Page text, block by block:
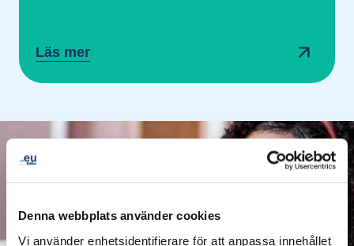
Denna webbplats använder cookies
Vi använder enhetsidentifierare för att anpassa innehållet
Läs mer